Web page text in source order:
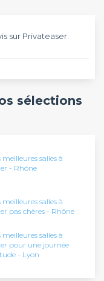
sur Privateaser.
sélections
meilleures salles à
- Rhône
meilleures salles à
pas chères - Rhône
meilleures salles à
pour une journée
- Lyon